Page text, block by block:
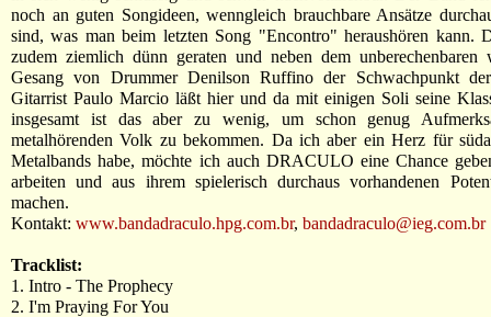
noch an guten Songideen, wenngleich brauchbare Ansätze
sind, was man beim letzten Song "Encontro" heraushören kann.
zudem ziemlich dünn geraten und neben dem unberechenbaren
Gesang von Drummer Denilson Ruffino der Schwachpunkt
Gitarrist Paulo Marcio läßt hier und da mit einigen Soli seine
insgesamt ist das aber zu wenig, um schon genug
metalhörenden Volk zu bekommen. Da ich aber ein Herz für
Metalbands habe, möchte ich auch DRACULO eine Chance
arbeiten und aus ihrem spielerisch durchaus vorhandenen
machen.
Kontakt: www.bandadraculo.hpg.com.br, bandadraculo@ieg.com.br
Tracklist:
1. Intro - The Prophecy
2. I'm Praying For You